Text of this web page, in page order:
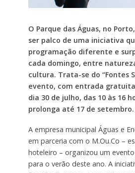
O Parque das Águas, no
ser palco de uma iniciativa
programação diferente e
cada domingo, entre
cultura. Trata-se do “Fontes
evento, com entrada
dia 30 de julho, das 10 às 16
prolonga até 17 de setembro.
A empresa municipal Águas e
em parceria com o M.Ou.Co –
hoteleiro – organizou um evento
para o verão deste ano. A